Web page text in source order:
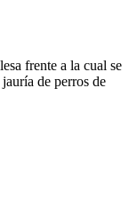
frente a la cual se
de perros de